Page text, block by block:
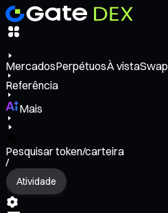
MercadosPerpétuosÀ vistaSwap
Referência
Mais
Pesquisar token/carteira
/
Atividade